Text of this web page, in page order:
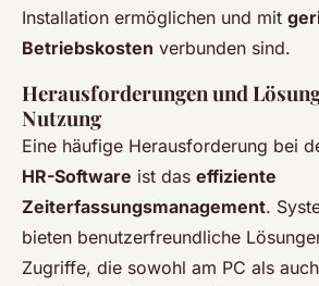
Installation ermöglichen und mit
Betriebskosten verbunden sind.
Herausforderungen und
Nutzung
Eine häufige Herausforderung bei
HR-Software ist das effiziente
Zeiterfassungsmanagement.
bieten benutzerfreundliche
Zugriffe, die sowohl am PC als